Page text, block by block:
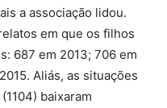
a associação lidou.
em que os filhos
687 em 2013; 706 em
Aliás, as situações
baixaram